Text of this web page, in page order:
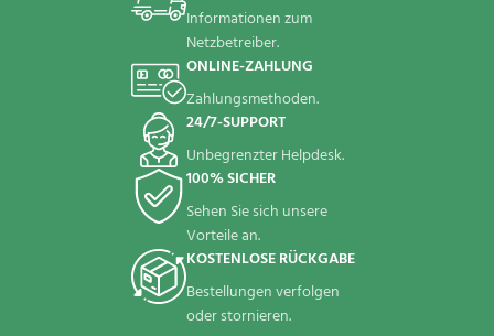
Informationen zum
Netzbetreiber.
ONLINE-ZAHLUNG
Zahlungsmethoden.
24/7-SUPPORT
Unbegrenzter Helpdesk.
100% SICHER
Sehen Sie sich unsere
Vorteile an.
KOSTENLOSE RÜCKGABE
Bestellungen verfolgen
oder stornieren.